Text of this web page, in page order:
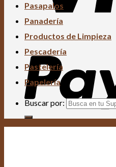
Pasapalos
Panadería
Productos de Limpieza
Pescadería
Pastelería
Papelería
Buscar por: